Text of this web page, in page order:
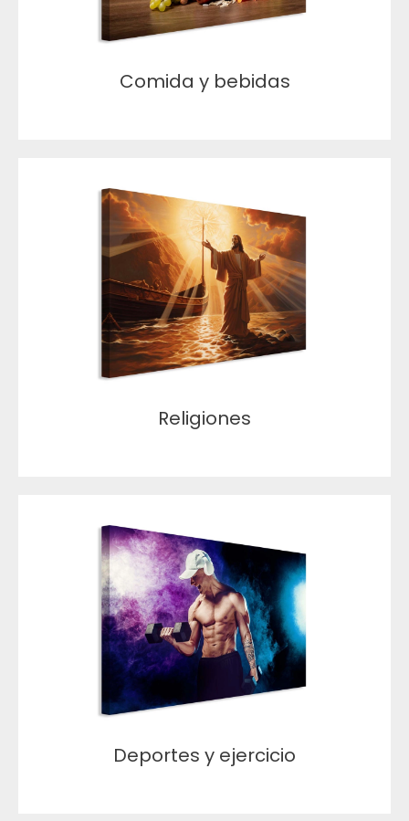
Comida y bebidas
Religiones
Deportes y ejercicio